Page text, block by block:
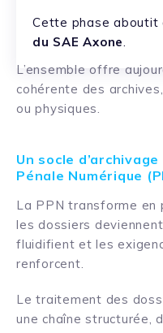
Cette phase aboutit
du SAE Axone.
L’ensemble offre
cohérente des
ou physiques.
Un socle
Pénale Numérique
La PPN transforme en
les dossiers
fluidifient et les
renforcent.
Le traitement des
une chaîne structurée,